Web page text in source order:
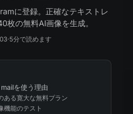
に登録。正確なテキストレ
枚の無料AI画像を生成。
·5分で読めます
を使う理由
ある寛大な無料プラン
機能のテスト